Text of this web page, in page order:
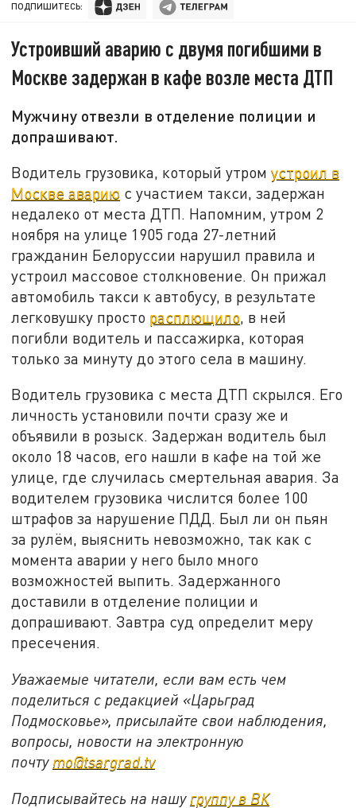
ПОДПИШИТЕСЬ:
Устроивший аварию с двумя погибшими в
Москве задержан в кафе возле места ДТП
Мужчину отвезли в отделение полиции и
допрашивают.
Водитель грузовика, который утромустроил в
Москве аварию с участием такси, задержан
недалеко от места ДТП. Напомним, утром 2
ноября на улице 1905 года 27-летний
гражданин Белоруссии нарушил правила и
устроил массовое столкновение. Он прижал
автомобиль такси к автобусу, в результате
легковушку просто расплющило, в ней
погибли водитель и пассажирка, которая
только за минуту до этого села в машину.
Водитель грузовика с места ДТП скрылся. Его
личность установили почти сразу же и
объявили в розыск. Задержан водитель был
около 18 часов, его нашли в кафе на той же
улице, где случилась смертельная авария. За
водителем грузовика числится более 100
штрафов за нарушение ПДД. Был ли он пьян
за рулём, выяснить невозможно, так как с
момента аварии у него было много
возможностей выпить. Задержанного
доставили в отделение полиции и
допрашивают. Завтра суд определит меру
пресечения.
Уважаемые читатели, если вам есть чем
поделиться с редакцией «Царьград
Подмосковье», присылайте свои наблюдения,
вопросы, новости на электронную
почту mo@tsargrad.tv
Подписывайтесь на нашу группу в ВК